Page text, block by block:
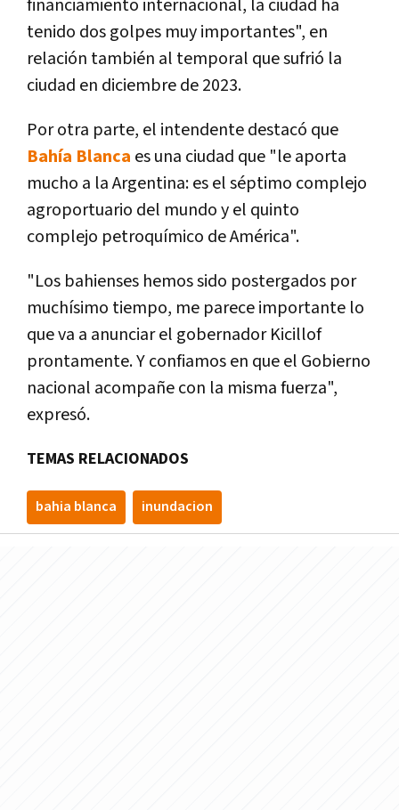
financiamiento internacional, la ciudad ha
tenido dos golpes muy importantes", en
relación también al temporal que sufrió la
ciudad en diciembre de 2023.
Por otra parte, el intendente destacó que
Bahía Blanca es una ciudad que "le aporta
mucho a la Argentina: es el séptimo complejo
agroportuario del mundo y el quinto
complejo petroquímico de América".
"Los bahienses hemos sido postergados por
muchísimo tiempo, me parece importante lo
que va a anunciar el gobernador Kicillof
prontamente. Y confiamos en que el Gobierno
nacional acompañe con la misma fuerza",
expresó.
TEMAS RELACIONADOS
bahia blanca inundacion